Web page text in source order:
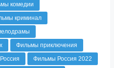
комедии
криминал
Фильмы приключения
Фильмы Россия 2022